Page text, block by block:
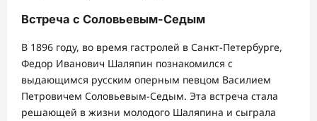
Встреча с Соловьевым-Седым
В 1896 году, во время гастролей в Санкт-Петербурге,
Федор Иванович Шаляпин познакомился с
выдающимся русским оперным певцом Василием
Петровичем Соловьевым-Седым. Эта встреча стала
решающей в жизни молодого Шаляпина и сыграла